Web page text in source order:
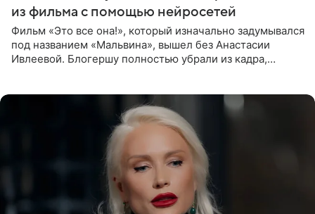
из фильма с помощью нейросетей
Фильм «Это все она!», который изначально задумывался
под названием «Мальвина», вышел без Анастасии
Ивлеевой. Блогершу полностью убрали из кадра,